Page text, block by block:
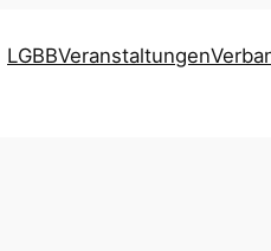
LGBBVeranstaltungen